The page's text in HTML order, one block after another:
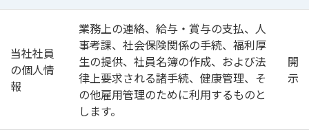
当社社員
の個人情
報
業務上の連絡、給与・賞与の支払、人
事考課、社会保険関係の手続、福利厚
生の提供、社員名簿の作成、および法
律上要求される諸手続、健康管理、そ
の他雇用管理のために利用するものと
します。
開
示